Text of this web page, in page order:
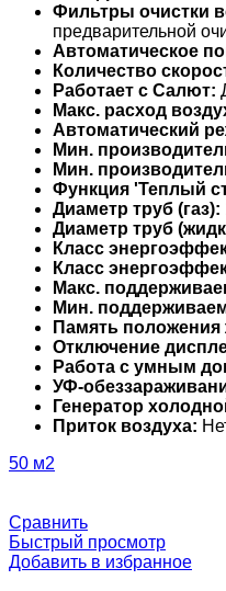
Фильтры очистки
предварительной
Автоматическое
Количество
Работает с Салют:
Макс. расход
Автоматический
Мин.
Мин.
Функция 'Теплый
Диаметр труб (газ):
Диаметр труб
Класс
Класс
Макс.
Мин.
Память
Отключение
Работа с умным
УФ-
Генератор
Приток воздуха:
50 м2
Сравнить
Быстрый просмотр
Добавить в избранное